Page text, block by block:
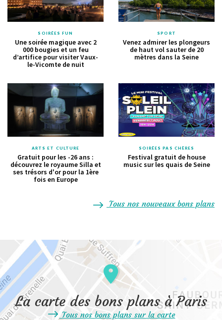
SOIRÉES FUN
Une soirée magique avec 2
000 bougies et un feu
d’artifice pour visiter Vaux-
le-Vicomte de nuit
SPORT
Venez admirer les plongeurs
de haut vol sauter de 20
mètres dans la Seine
ARTS ET CULTURE
Gratuit pour les -26 ans :
découvrez le royaume Silla et
ses trésors d'or pour la 1ère
fois en Europe
SOIRÉES PAS CHÈRES
Festival gratuit de house
music sur les quais de Seine
Tous nos nouveaux bons plans
La carte des bons plans à Paris
Tous nos bons plans sur la carte